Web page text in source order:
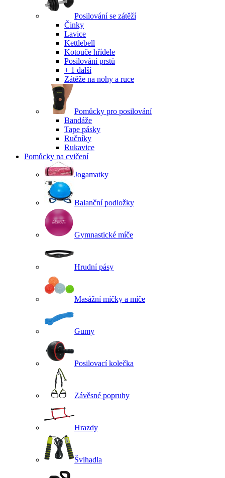
Posilování se zátěží
Činky
Lavice
Kettlebell
Kotouče hřídele
Posilování prstů
+ 1 další
Zátěže na nohy a ruce
Pomůcky pro posilování
Bandáže
Tape pásky
Ručníky
Rukavice
Pomůcky na cvičení
Jogamatky
Balanční podložky
Gymnastické míče
Hrudní pásy
Masážní míčky a míče
Gumy
Posilovací kolečka
Závěsné popruhy
Hrazdy
Švihadla